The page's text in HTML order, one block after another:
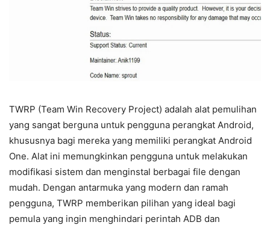
TWRP (Team Win Recovery Project) adalah alat pemulihan
yang sangat berguna untuk pengguna perangkat Android,
khususnya bagi mereka yang memiliki perangkat Android
One. Alat ini memungkinkan pengguna untuk melakukan
modifikasi sistem dan menginstal berbagai file dengan
mudah. Dengan antarmuka yang modern dan ramah
pengguna, TWRP memberikan pilihan yang ideal bagi
pemula yang ingin menghindari perintah ADB dan